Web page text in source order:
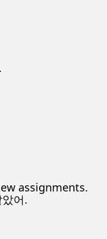
assignments.
어.